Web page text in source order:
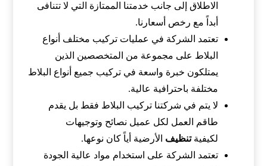
الاطلاق إلى جانب خدمتنا الممتازة التي لا تتنافى
أبداً مع رخص أسعارنا.
تعتمد الشركة في عمليات تركيب مختلف أنواع
البلاط على مجموعة من المتخصصين الذين
يمتلكون خبرة واسعة في تركيب جميع أنواع البلاط
مختلفة باحترافية عالية.
لا يتم في شركتنا تركيب البلاط فقط بل يقدم
طاقم العمل لكل عميل نصائح وتوجيهات
لكيفيةتنظيف الأرضية أياً كان نوعها.
تعتمد الشركة على استخدام مواد عالية الجودة